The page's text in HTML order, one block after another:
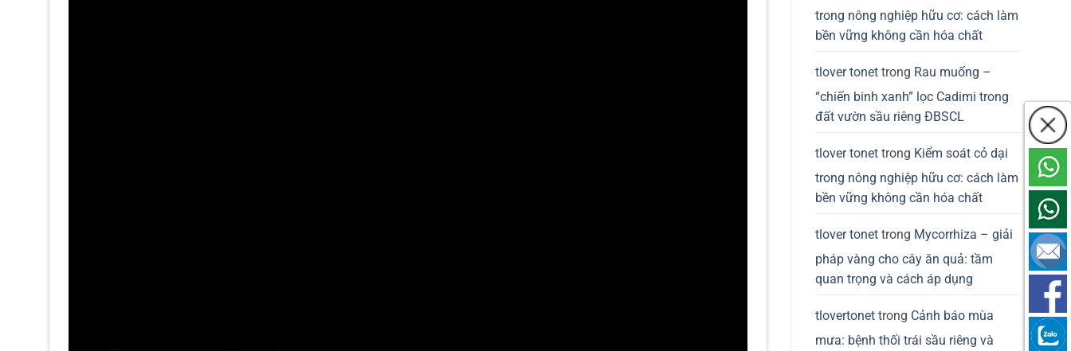
trong nông nghiệp hữu cơ: cách làm
bền vững không cần hóa chất
tlover tonet trong Rau muống –
“chiến binh xanh” lọc Cadimi trong
đất vườn sầu riêng ĐBSCL
tlover tonet trong Kiểm soát cỏ dại
trong nông nghiệp hữu cơ: cách làm
bền vững không cần hóa chất
tlover tonet trong Mycorrhiza – giải
pháp vàng cho cây ăn quả: tầm
quan trọng và cách áp dụng
tlovertonet trong Cảnh báo mùa
mưa: bệnh thối trái sầu riêng và